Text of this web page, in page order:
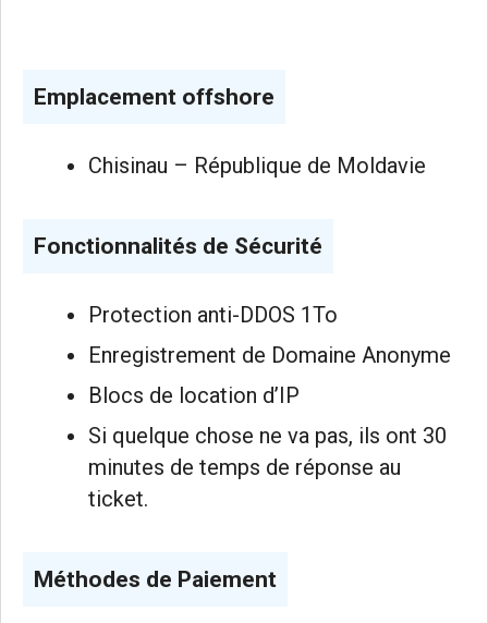
Emplacement offshore
Chisinau – République de Moldavie
Fonctionnalités de Sécurité
Protection anti-DDOS 1To
Enregistrement de Domaine Anonyme
Blocs de location d’IP
Si quelque chose ne va pas, ils ont 30
minutes de temps de réponse au
ticket.
Méthodes de Paiement